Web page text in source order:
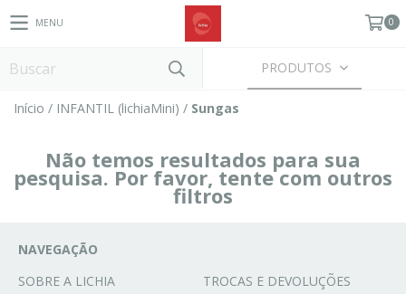
MENU 0
PRODUTOS
Início / INFANTIL (lichiaMini) / Sungas
Não temos resultados para sua
pesquisa. Por favor, tente com outros
filtros
NAVEGAÇÃO
SOBRE A LICHIA
TROCAS E DEVOLUÇÕES